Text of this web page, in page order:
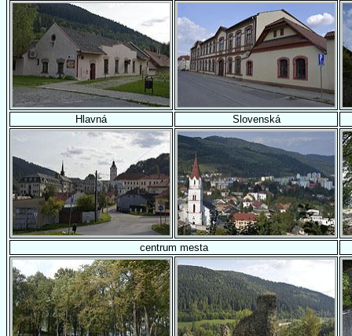
Hlavná Slovenská
centrum mesta